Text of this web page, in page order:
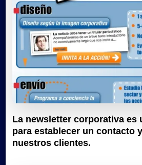
La newsletter corporativa es
para establecer un contacto
nuestros clientes.